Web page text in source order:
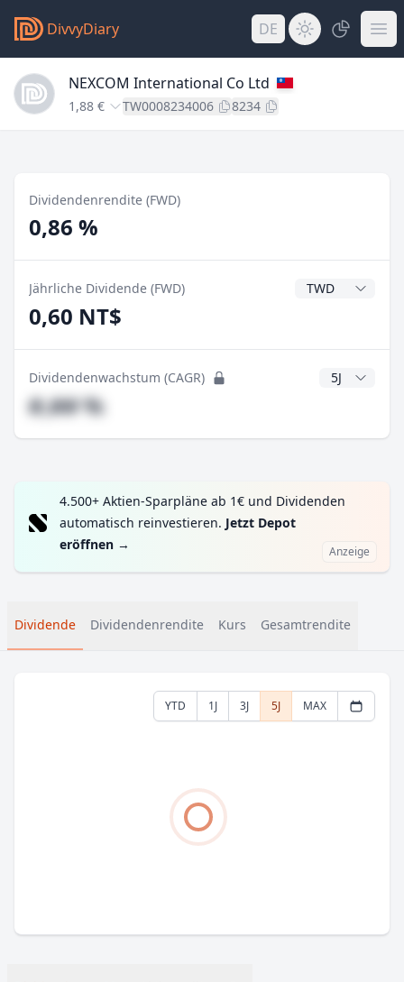
DivvyDiary DE
NEXCOM International Co Ltd
1,88 € TW0008234006 8234
Dividendenrendite (FWD)
0,86 %
Jährliche Dividende (FWD)
0,60 NT$
Dividendenwachstum (CAGR) CAGR Jahre
#,## %
4.500+ Aktien-Sparpläne ab 1€ und Dividenden
automatisch reinvestieren. Jetzt Depot
eröffnen → Anzeige
Dividende Dividendenrendite Kurs Gesamtrendite
YTD 1J 3J 5J MAX